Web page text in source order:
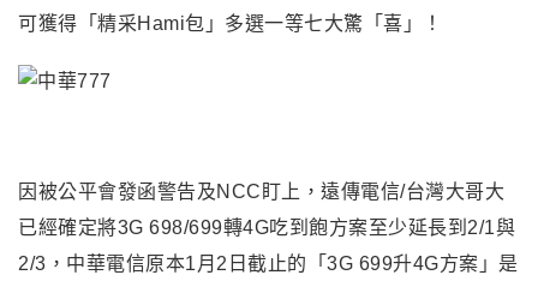
可獲得「精采Hami包」多選一等七大驚「喜」！
因被公平會發函警告及NCC盯上 ， 遠傳電信/台灣大哥大
已經確定將3G 698/699轉4G吃到飽方案至少延長到2/1與
2/3，中華電信原本1月2日截止的「3G 699升4G方案」是